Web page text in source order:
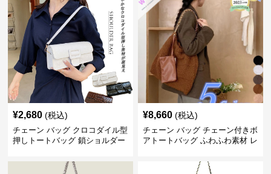
¥2,680 (税込)
チェーン バッグ クロコダイル型
押しトートバッグ 鎖ショルダー
¥8,660 (税込)
チェーン バッグ チェーン付きボ
アトートバッグ ふわふわ素材 レ